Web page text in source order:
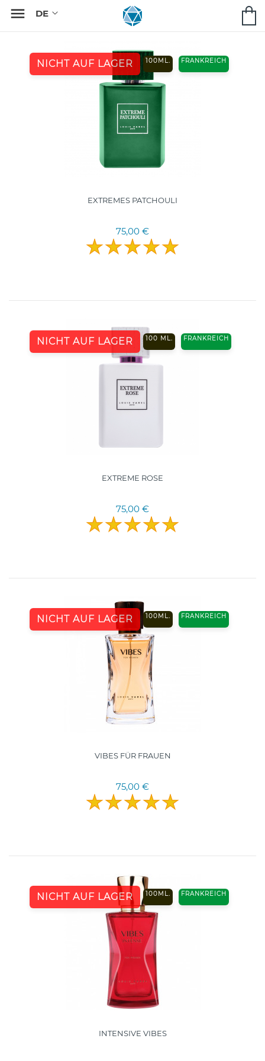

NICHT AUF LAGER 100ML. FRANKREICH
EXTREMES PATCHOULI
75,00 €
NICHT AUF LAGER 100 ML. FRANKREICH
EXTREME ROSE
75,00 €
NICHT AUF LAGER 100ML. FRANKREICH
VIBES FÜR FRAUEN
75,00 €
NICHT AUF LAGER 100ML. FRANKREICH
INTENSIVE VIBES